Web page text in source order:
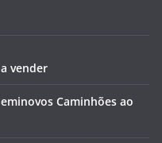
vender
Caminhões ao